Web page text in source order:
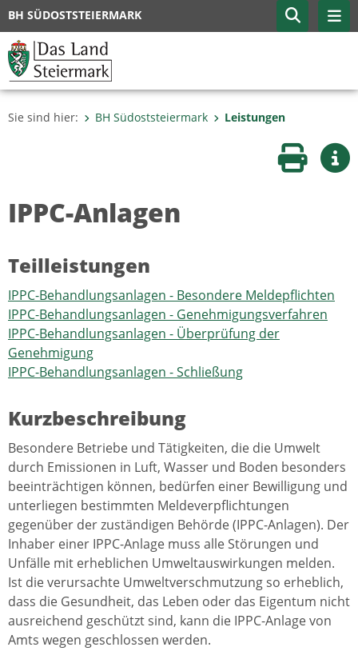
BH SÜDOSTSTEIERMARK
Sie sind hier: BH Südoststeiermark Leistungen
Seite
IPPC-Anlagen
Teilleistungen
IPPC-Behandlungsanlagen - Besondere Meldepflichten
IPPC-Behandlungsanlagen - Genehmigungsverfahren
IPPC-Behandlungsanlagen - Überprüfung der
Genehmigung
IPPC-Behandlungsanlagen - Schließung
Kurzbeschreibung
Besondere Betriebe und Tätigkeiten, die die Umwelt
durch Emissionen in Luft, Wasser und Boden besonders
beeinträchtigen können, bedürfen einer Bewilligung und
unterliegen bestimmten Meldeverpflichtungen
gegenüber der zuständigen Behörde (IPPC-Anlagen). Der
Inhaber einer IPPC-Anlage muss alle Störungen und
Unfälle mit erheblichen Umweltauswirkungen melden.
Ist die verursachte Umweltverschmutzung so erheblich,
dass die Gesundheit, das Leben oder das Eigentum nicht
ausreichend geschützt sind, kann die IPPC-Anlage von
Amts wegen geschlossen werden.